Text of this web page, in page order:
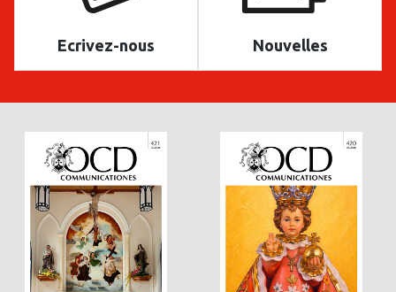
Ecrivez-nous Nouvelles